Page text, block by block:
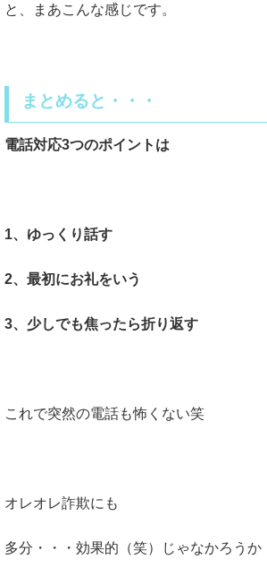
と、まあこんな感じです。
まとめると・・・
電話対応3つのポイントは
1、ゆっくり話す
2、最初にお礼をいう
3、少しでも焦ったら折り返す
これで突然の電話も怖くない笑
オレオレ詐欺にも
多分・・・効果的（笑）じゃなかろうか